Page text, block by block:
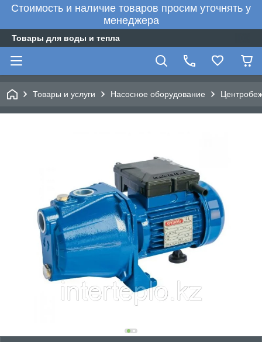
Стоимость и наличие товаров просим уточнять у
менеджера
Товары для воды и тепла
Товары и услуги Насосное оборудование